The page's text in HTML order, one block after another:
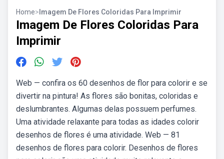
Home> Imagem De Flores Coloridas Para Imprimir
Imagem De Flores Coloridas Para
Imprimir
Web — confira os 60 desenhos de flor para colorir e se
divertir na pintura! As flores são bonitas, coloridas e
deslumbrantes. Algumas delas possuem perfumes.
Uma atividade relaxante para todas as idades colorir
desenhos de flores é uma atividade. Web — 81
desenhos de flores para colorir. Desenhos de flores